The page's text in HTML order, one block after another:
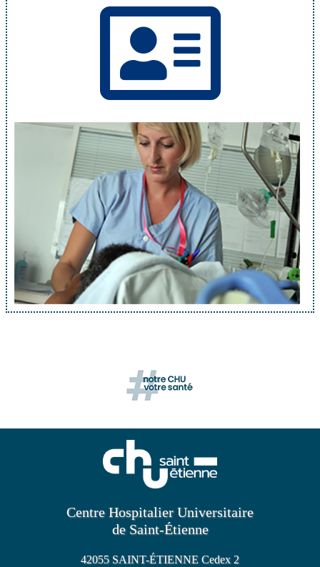
Centre Hospitalier Universitaire
de Saint-Étienne
42055 SAINT-ÉTIENNE Cedex 2